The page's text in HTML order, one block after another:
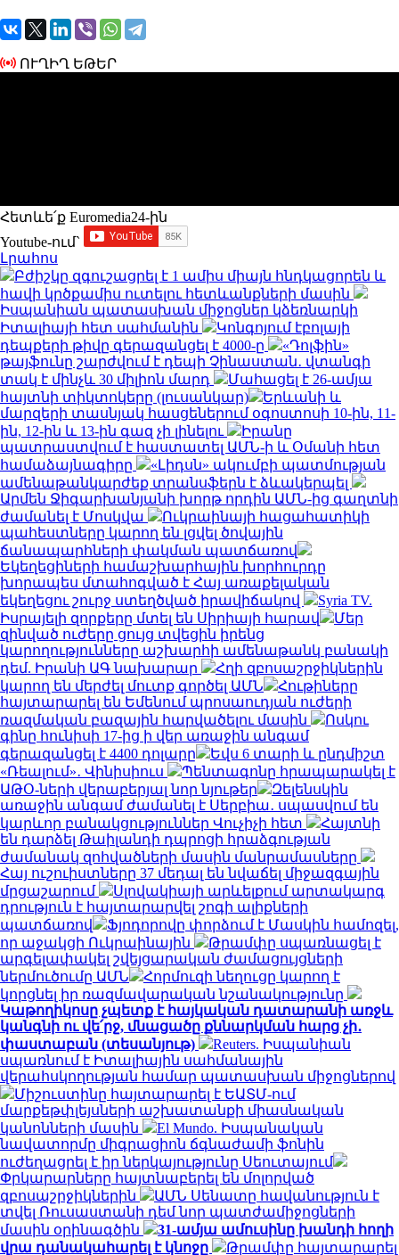
ՈՒՂԻՂ ԵԹԵՐ
Հետևե՛ք Euromedia24-ին
Youtube-ում`
Լրահոս
Բժիշկը զգուշացրել է 1 ամիս միայն հնդկացորեն և
հավի կրծքամիս ուտելու հետևանքների մասին
Իսպանիան պատասխան միջոցներ կձեռնարկի
Իտալիայի հետ սահմանին
Կոնգոյում էբոլայի
դեպքերի թիվը գերազանցել է 4000-ը
«Դոլֆին»
թայֆունը շարժվում է դեպի Չինաստան․ վտանգի
տակ է մինչև 30 միլիոն մարդ
Մահացել է 26-ամյա
հայտնի տիկտոկերը (լուսանկար)
Երևանի և
մարզերի տասնյակ հասցեներում օգոստոսի 10-ին, 11-
ին, 12-ին և 13-ին գազ չի լինելու
Իրանը
պատրաստվում է հաստատել ԱՄՆ-ի և Օմանի հետ
համաձայնագիրը
«Լիդսն» ակումբի պատմության
ամենաթանկարժեք տրանսֆերն է ձևակերպել
Արմեն Ջիգարխանյանի խորթ որդին ԱՄՆ-ից գաղտնի
ժամանել է Մոսկվա
Ուկրաինայի հացահատիկի
պահեստները կարող են լցվել ծովային
ճանապարհների փակման պատճառով
Եկեղեցիների համաշխարհային խորհուրդը
խորապես մտահոգված է Հայ առաքելական
եկեղեցու շուրջ ստեղծված իրավիճակով
Syria TV.
Իսրայելի զորքերը մտել են Սիրիայի հարավ
Մեր
զինված ուժերը ցույց տվեցին իրենց
կարողությունները աշխարհի ամենաթանկ բանակի
դեմ. Իրանի ԱԳ նախարար
Հղի զբոսաշրջիկներին
կարող են մերժել մուտք գործել ԱՄՆ
Հութիները
հայտարարել են Եմենում պրոսաուդյան ուժերի
ռազմական բազային հարվածելու մասին
Ոսկու
գինը հունիսի 17-ից ի վեր առաջին անգամ
գերազանցել է 4400 դոլարը
Եվս 6 տարի և ընդմիշտ
«Ռեալում»․ Վինիսիուս
Պենտագոնը հրապարակել է
ԱԹՕ-ների վերաբերյալ նոր նյութեր
Զելենսկին
առաջին անգամ ժամանել է Սերբիա․ սպասվում են
կարևոր բանակցություններ Վուչիչի հետ
Հայտնի
են դարձել Թաիլանդի դպրոցի հրաձգության
ժամանակ զոհվածների մասին մանրամասները
Հայ ուշուիստները 37 մեդալ են նվաճել միջազգային
մրցաշարում
Սլովակիայի արևելքում արտակարգ
դրություն է հայտարարվել շոգի ալիքների
պատճառով
Ֆյոդորովը փորձում է Մասկին համոզել,
որ աջակցի Ուկրաինային
Թրամփը սպառնացել է
արգելափակել շվեյցարական ժամացույցների
ներմուծումը ԱՄՆ
Հորմուզի նեղուցը կարող է
կորցնել իր ռազմավարական նշանակությունը
Կաթողիկոսը չպետք է հայկական դատարանի առջև
կանգնի ու վե՛րջ, մնացածը քննարկման հարց չի․
փաստաբան (տեսանյութ)
Reuters. Իսպանիան
սպառնում է Իտալիային սահմանային
վերահսկողության համար պատասխան միջոցներով
Միշուստինը հայտարարել է ԵԱՏՄ-ում
մարքեթփլեյսների աշխատանքի միասնական
կանոնների մասին
El Mundo. Իսպանական
նավատորմը միգրացիոն ճգնաժամի ֆոնին
ուժեղացրել է իր ներկայությունը Սեուտայում
Փրկարարները հայտնաբերել են մոլորված
զբոսաշրջիկներին
ԱՄՆ Սենատը հավանություն է
տվել Ռուսաստանի դեմ նոր պատժամիջոցների
մասին օրինագծին
31-ամյա ամուսինը խանդի հողի
վրա դանակահարել է կնոջը
Թրամփը հայտարարել